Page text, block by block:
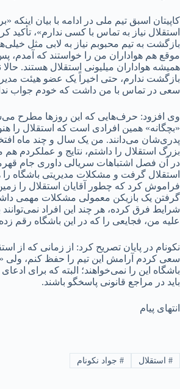
کاپیتان اسبق تیم ملی در ادامه با بیان اینکه
استقلال نیاز به تماس با کسی ندارم»، تأکید
بازگشت به تیم محبوبم نیاز به لابی مثل
موقع هم هواداران من را خواستند که آمدم،
همیشه هواداران میلیونی استقلال هستند.
بازگشت ندارم، حتی اخیراً یک عضو هیئت
سعی در تماس با من داشت که خودم جواب
وی افزود: حرف‌هایی که این روز‌ها مطرح
«بچگانه» همین افرادی است که استقلال را
پدری‌شان می‌دانند. من یک سال و چند ماه
بزرگ استقلال را داشتم، نتایج و
در آن فصل اشتباهات سریالی داوری جام
استقلال گرفت و مشکلات مدیریتی باشگاه
فراموش کرد که چطور آقایان استقلال را
گرفتن یک بازیکن معمولی مشکلات مهمی
شرایط فرق کرده، هر چند این افراد
علیه من، فجایعی را که در این باشگاه رقم
نکونام در پایان تصریح کرد: از زمانی که از
سعی کردم آرامش این تیم را حفظ کنم، ولی
باشگاه این را نمی‌خواهند؛ البته که برای
باید در مراجع قانونی پاسخگو باشند.
انتهای پیام
#استقلال #جواد نکونام